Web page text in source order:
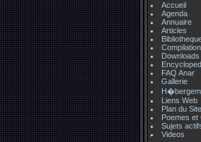
Accueil
Agenda
Annuaire
Articles
Compilation
Downloads
FAQ Anar
Gallerie
Liens Web
Plan du Site
Poemes et
Sujets
Videos